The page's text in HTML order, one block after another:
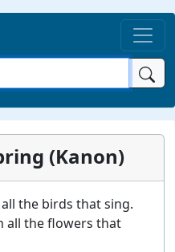
(Kanon)
the birds that sing.
all the flowers that